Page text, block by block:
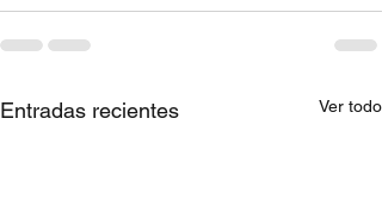
Entradas recientes Ver todo